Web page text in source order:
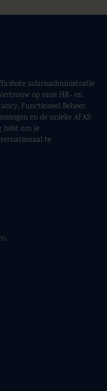
salarisadministratie
op onze HR- en
Functioneel Beheer,
en de unieke AFAS
hebt om je
te